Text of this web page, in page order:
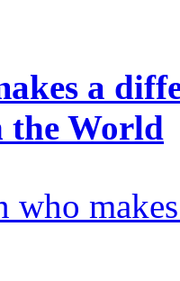
a
the World
who